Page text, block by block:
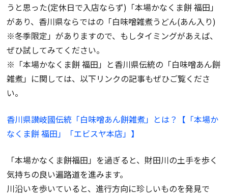
うと思った(定休日で入店ならず)「本場かなくま餅 福田」
があり、香川県ならではの「白味噌雑煮うどん(あん入り)
※冬季限定」がありますので、もしタイミングがあえば、
ぜひ試してみてください。
※「本場かなくま餅 福田」と香川県伝統の「白味噌あん餅
雑煮」に関しては、以下リンクの記事もぜひご覧くださ
い。
香川県讃岐國伝統「白味噌あん餅雑煮」とは？【「本場か
なくま餅 福田」「エビスヤ本店」】
「本場かなくま餅福田」を過ぎると、財田川の土手を歩く
気持ちの良い遍路道を進みます。
川沿いを歩いていると、進行方向に珍しいものを発見で